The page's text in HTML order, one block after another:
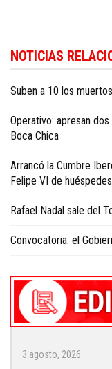
Republic news in English.
NOTICIAS
Suben a 10 los
Operativo: apresan
Boca Chica
Arrancó la Cumbre
Felipe VI de huéspedes
Rafael Nadal sale del
Convocatoria: el
3 agosto, 2026